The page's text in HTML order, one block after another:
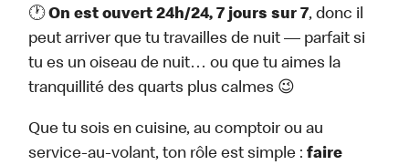
🕐On est ouvert 24h/24, 7 jours sur 7, donc il
peut arriver que tu travailles de nuit — parfait si
tu es un oiseau de nuit… ou que tu aimes la
tranquillité des quarts plus calmes 😉
Que tu sois en cuisine, au comptoir ou au
service-au-volant, ton rôle est simple :faire